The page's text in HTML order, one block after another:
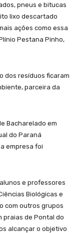
pneus e bitucas
lixo descartado
ações como essa
Pestana Pinho,
dos resíduos ficaram
parceira da
Bacharelado em
do Paraná
empresa foi
e professores
Biológicas e
com outros grupos
praias de Pontal do
alcançar o objetivo